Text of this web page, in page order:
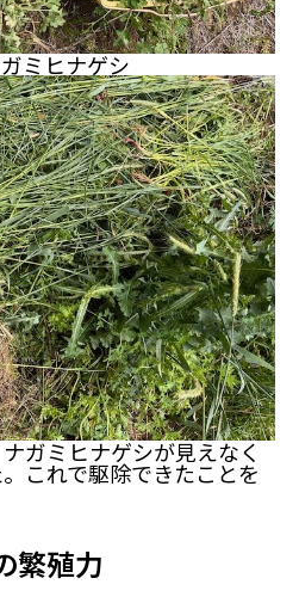
ミヒナゲシ
ガミヒナゲシが見えなく
これで駆除できたことを
繁殖力